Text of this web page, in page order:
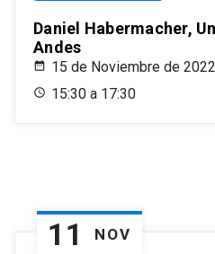
Daniel Habermacher,
Andes
15 de Noviembre de 2022
15:30 a 17:30
11 NOV